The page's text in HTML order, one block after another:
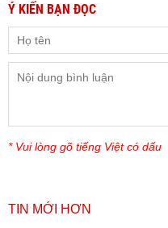
Ý KIẾN BẠN ĐỌC
* Vui lòng gõ tiếng Việt có dấu
TIN MỚI HƠN